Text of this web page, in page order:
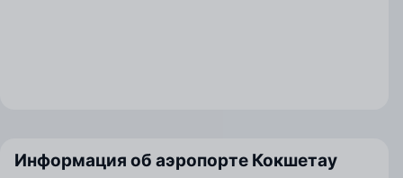
Информация об аэропорте Кокшетау